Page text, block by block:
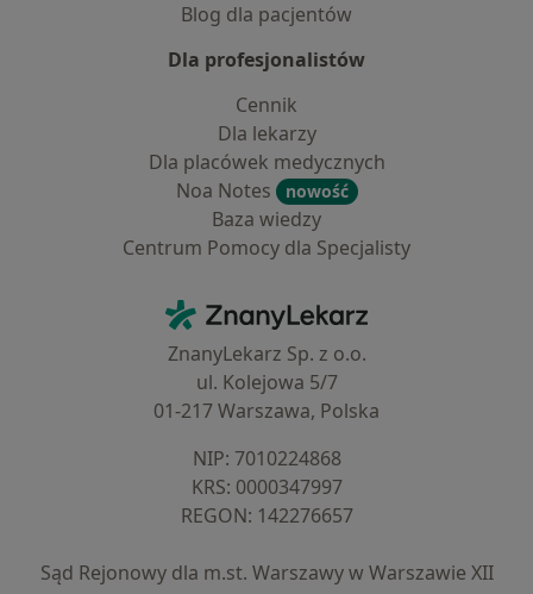
Blog dla pacjentów
Dla profesjonalistów
Cennik
Dla lekarzy
Dla placówek medycznych
Noa Notes
nowość
Baza wiedzy
Centrum Pomocy dla Specjalisty
ZnanyLekarz - Strona główna
ZnanyLekarz Sp. z o.o.
ul. Kolejowa 5/7
01-217 Warszawa, Polska
NIP: ⁠7010224868
KRS: ⁠0000347997
REGON: ⁠142276657
Sąd Rejonowy dla m.st. Warszawy w Warszawie XII